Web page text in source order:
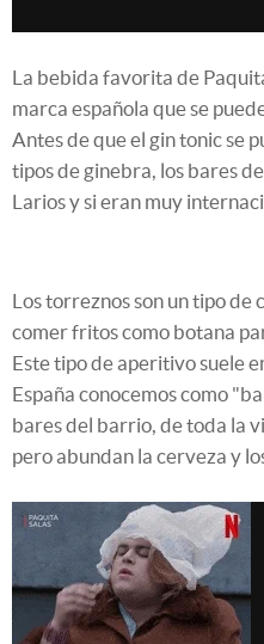
La bebida favorita de
marca española que se
Antes de que el gin tonic se
tipos de ginebra, los bares
Larios y si eran muy
Los torreznos son un tipo de
comer fritos como botana
Este tipo de aperitivo suele
España conocemos como
bares del barrio, de toda la
pero abundan la cerveza y